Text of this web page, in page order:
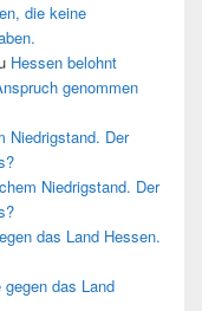
die keine
Hessen belohnt
genommen
Niedrigstand. Der
Niedrigstand. Der
das Land Hessen.
das Land